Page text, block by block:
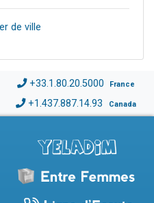
de ville
+33.1.80.20.5000 France
+1.437.887.14.93 Canada